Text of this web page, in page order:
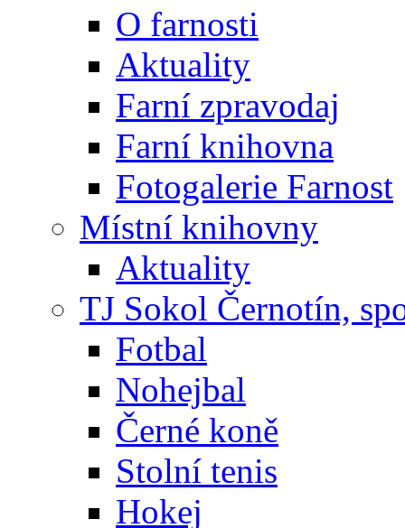
O farnosti
Aktuality
Farní zpravodaj
Farní knihovna
Fotogalerie Farnost
Místní knihovny
Aktuality
TJ Sokol Černotín,
Fotbal
Nohejbal
Černé koně
Stolní tenis
Hokej